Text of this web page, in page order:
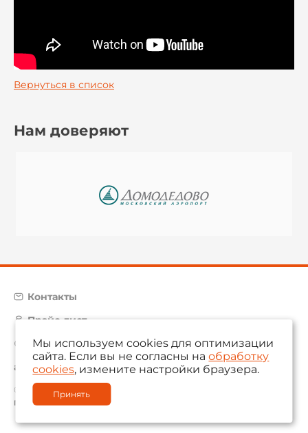
Вернуться в список
Нам доверяют
Контакты
Прайс-лист
Карта сайта
aam@aamsystems.ru
© 2004 — 2026 «AAM Systems»
Политика обработки персональных данных
Мы используем cookies для оптимизации
сайта. Если вы не согласны наобработку
cookies, измените настройки браузера.
Принять